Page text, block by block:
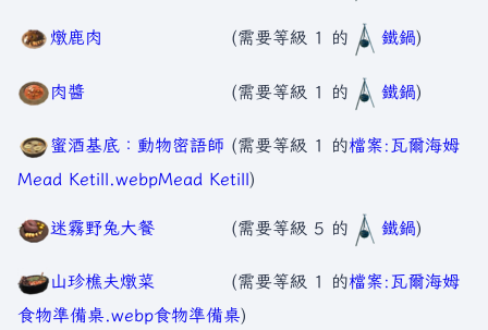
燉鹿肉 (需要等級 1 的 鐵鍋)
肉醬 (需要等級 1 的 鐵鍋)
蜜酒基底：動物密語師 (需要等級 1 的檔案:瓦爾海姆
Mead Ketill.webpMead Ketill)
迷霧野兔大餐 (需要等級 5 的 鐵鍋)
山珍樵夫燉菜 (需要等級 1 的檔案:瓦爾海姆
食物準備桌.webp食物準備桌)